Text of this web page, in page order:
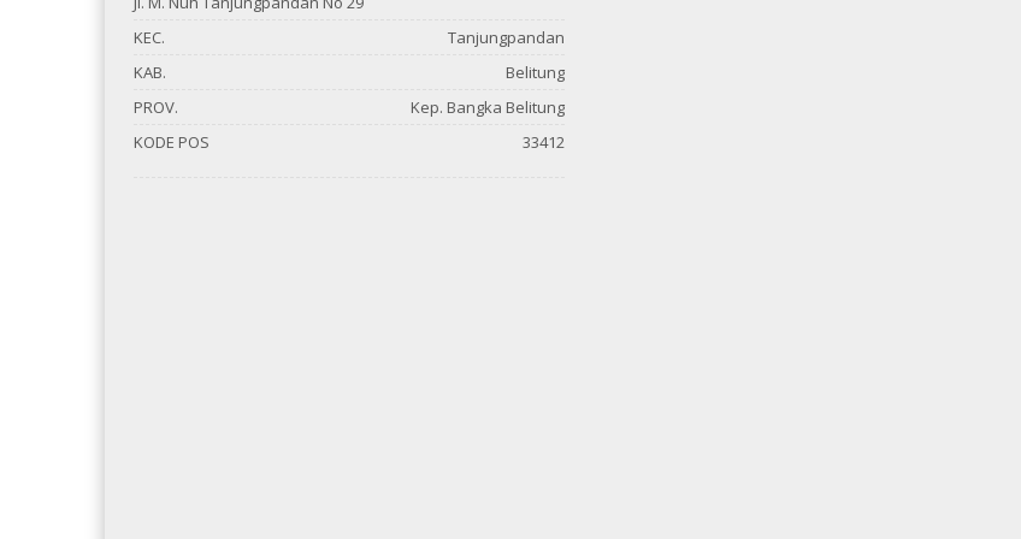
KEC.
Tanjungpandan
KAB.
Belitung
PROV.
Kep. Bangka Belitung
KODE POS
33412